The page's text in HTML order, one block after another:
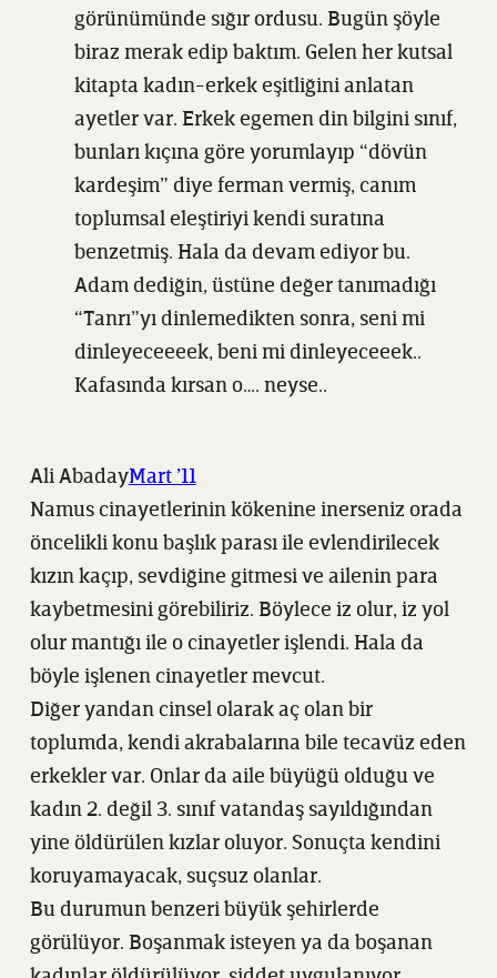
görünümünde sığır ordusu. Bugün şöyle
biraz merak edip baktım. Gelen her kutsal
kitapta kadın-erkek eşitliğini anlatan
ayetler var. Erkek egemen din bilgini sınıf,
bunları kıçına göre yorumlayıp “dövün
kardeşim” diye ferman vermiş, canım
toplumsal eleştiriyi kendi suratına
benzetmiş. Hala da devam ediyor bu.
Adam dediğin, üstüne değer tanımadığı
“Tanrı”yı dinlemedikten sonra, seni mi
dinleyeceeeek, beni mi dinleyeceeek..
Kafasında kırsan o…. neyse..
Ali AbadayMart ’11
Namus cinayetlerinin kökenine inerseniz orada
öncelikli konu başlık parası ile evlendirilecek
kızın kaçıp, sevdiğine gitmesi ve ailenin para
kaybetmesini görebiliriz. Böylece iz olur, iz yol
olur mantığı ile o cinayetler işlendi. Hala da
böyle işlenen cinayetler mevcut.
Diğer yandan cinsel olarak aç olan bir
toplumda, kendi akrabalarına bile tecavüz eden
erkekler var. Onlar da aile büyüğü olduğu ve
kadın 2. değil 3. sınıf vatandaş sayıldığından
yine öldürülen kızlar oluyor. Sonuçta kendini
koruyamayacak, suçsuz olanlar.
Bu durumun benzeri büyük şehirlerde
görülüyor. Boşanmak isteyen ya da boşanan